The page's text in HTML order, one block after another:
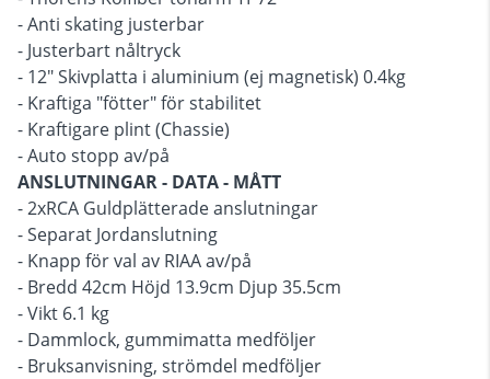
- Anti skating justerbar
- Justerbart nåltryck
- 12" Skivplatta i aluminium (ej magnetisk) 0.4kg
- Kraftiga "fötter" för stabilitet
- Kraftigare plint (Chassie)
- Auto stopp av/på
ANSLUTNINGAR - DATA - MÅTT
- 2xRCA Guldplätterade anslutningar
- Separat Jordanslutning
- Knapp för val av RIAA av/på
- Bredd 42cm Höjd 13.9cm Djup 35.5cm
- Vikt 6.1 kg
- Dammlock, gummimatta medföljer
- Bruksanvisning, strömdel medföljer